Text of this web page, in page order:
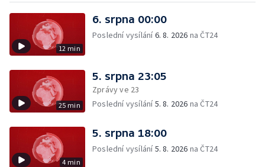
12 min
6. srpna 00:00
Poslední vysílání6. 8. 2026 na ČT24
25 min
5. srpna 23:05
Zprávy ve 23
Poslední vysílání5. 8. 2026 na ČT24
4 min
5. srpna 18:00
Poslední vysílání5. 8. 2026 na ČT24